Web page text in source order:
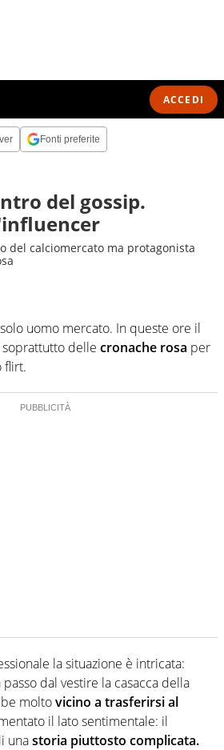
ACCEDI
Fonti preferite
del gossip.
del calciomercato ma protagonista
uomo mercato. In queste ore il
delle cronache rosa per
flirt.
la situazione è intricata:
dal vestire la casacca della
moltovicino a trasferirsi al
il lato sentimentale: il
unastoria piuttosto complicata.